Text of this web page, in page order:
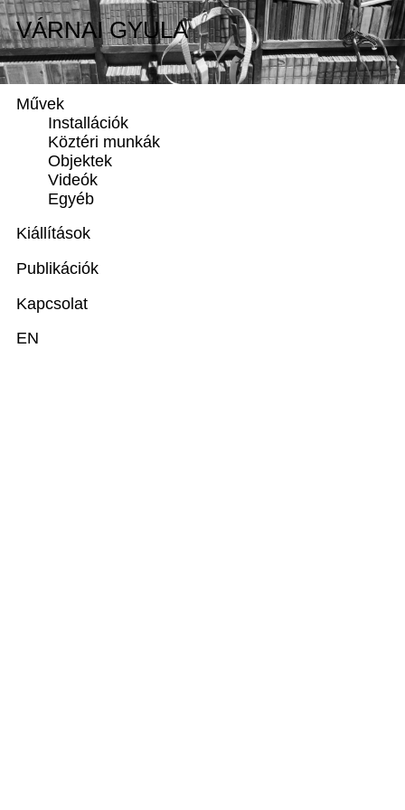
VÁRNAI GYULA
VÁRNAI GYULA
Biográfia
Művek
Installációk
Köztéri munkák
Objektek
Videók
Egyéb
Kiállítások
Publikációk
Kapcsolat
EN